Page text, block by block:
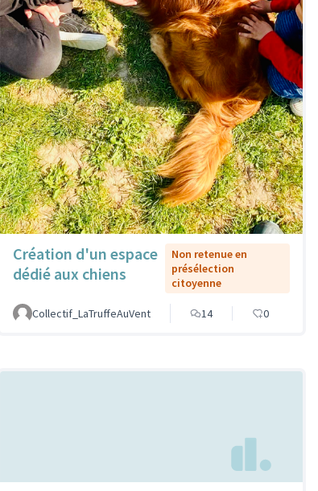
Création d'un espace
dédié aux chiens
Non retenue en
présélection
citoyenne
Collectif_LaTruffeAuVent 14 0